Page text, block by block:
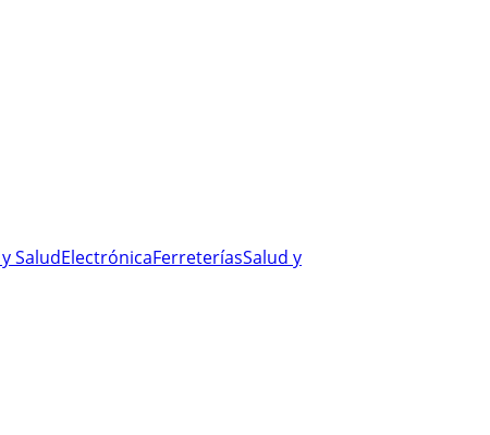
SaludElectrónicaFerreteríasSalud y